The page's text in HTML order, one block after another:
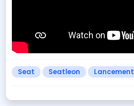
Seat Seatleon Lancement